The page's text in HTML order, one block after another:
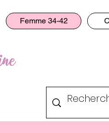
Femme 34-42